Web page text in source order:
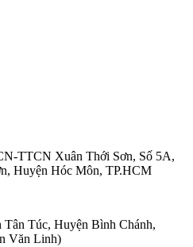
TTCN Xuân Thới Sơn, Số 5A,
Huyện Hóc Môn, TP.HCM
Túc, Huyện Bình Chánh,
Văn Linh)